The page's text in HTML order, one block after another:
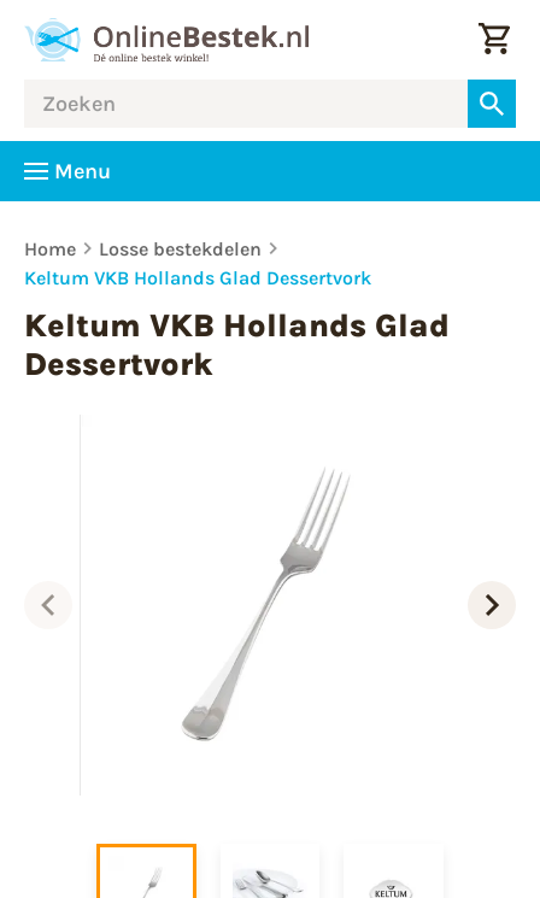
Menu
Home
Losse bestekdelen
Keltum VKB Hollands Glad Dessertvork
Keltum VKB Hollands Glad
Dessertvork